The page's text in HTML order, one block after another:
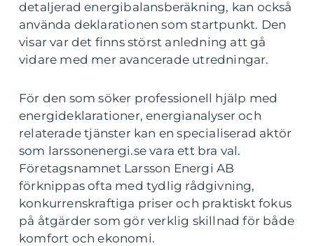
detaljerad energibalansberäkning, kan också
använda deklarationen som startpunkt. Den
visar var det finns störst anledning att gå
vidare med mer avancerade utredningar.
För den som söker professionell hjälp med
energideklarationer, energianalyser och
relaterade tjänster kan en specialiserad aktör
som larssonenergi.se vara ett bra val.
Företagsnamnet Larsson Energi AB
förknippas ofta med tydlig rådgivning,
konkurrenskraftiga priser och praktiskt fokus
på åtgärder som gör verklig skillnad för både
komfort och ekonomi.